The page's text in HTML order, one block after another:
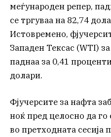
меѓународен репер,
се тргуваа на 82,74
Истовремено,
Западен Тексас (WTI)
паднаа за 0,41
долари.
Фјучерсите за нафта
ноќ пред целосно да го
во претходната сесија